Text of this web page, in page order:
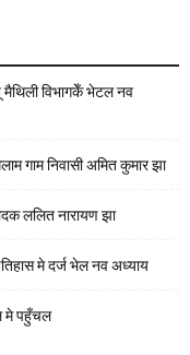
मैथिली विभागकेँ भेटल नव
गाम निवासी अमित कुमार झा
ललित नारायण झा
मे दर्ज भेल नव अध्याय
मे पहुँचल